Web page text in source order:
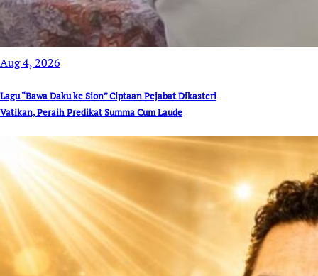
Aug 4, 2026
Lagu “Bawa Daku ke Sion” Ciptaan Pejabat Dikasteri
Vatikan, Peraih Predikat Summa Cum Laude